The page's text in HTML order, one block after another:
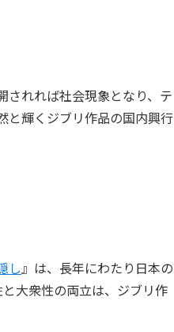
されれば社会現象となり、テ
と輝くジブリ作品の国内興行
し』は、長年にわたり日本の
大衆性の両立は、ジブリ作